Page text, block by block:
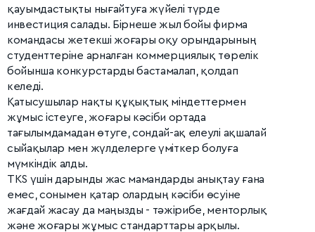
қауымдастықты нығайтуға жүйелі түрде
инвестиция салады. Бірнеше жыл бойы фирма
командасы жетекші жоғары оқу орындарының
студенттеріне арналған коммерциялық төрелік
бойынша конкурстарды бастамалап, қолдап
келеді.
Қатысушылар нақты құқықтық міндеттермен
жұмыс істеуге, жоғары кәсіби ортада
тағылымдамадан өтуге, сондай-ақ елеулі ақшалай
сыйақылар мен жүлделерге үміткер болуға
мүмкіндік алды.
TKS үшін дарынды жас мамандарды анықтау ғана
емес, сонымен қатар олардың кәсіби өсуіне
жағдай жасау да маңызды - тәжірибе, менторлық
және жоғары жұмыс стандарттары арқылы.